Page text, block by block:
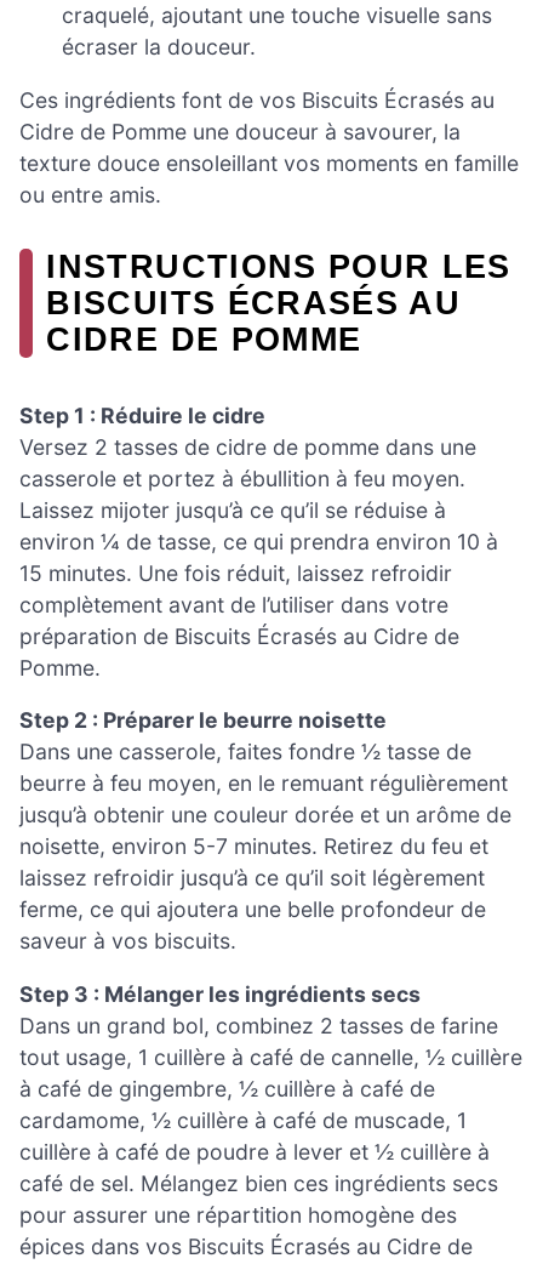
craquelé, ajoutant une touche visuelle sans
écraser la douceur.
Ces ingrédients font de vos Biscuits Écrasés au
Cidre de Pomme une douceur à savourer, la
texture douce ensoleillant vos moments en famille
ou entre amis.
INSTRUCTIONS POUR LES
BISCUITS ÉCRASÉS AU
CIDRE DE POMME
Step 1 : Réduire le cidre
Versez 2 tasses de cidre de pomme dans une
casserole et portez à ébullition à feu moyen.
Laissez mijoter jusqu’à ce qu’il se réduise à
environ ¼ de tasse, ce qui prendra environ 10 à
15 minutes. Une fois réduit, laissez refroidir
complètement avant de l’utiliser dans votre
préparation de Biscuits Écrasés au Cidre de
Pomme.
Step 2 : Préparer le beurre noisette
Dans une casserole, faites fondre ½ tasse de
beurre à feu moyen, en le remuant régulièrement
jusqu’à obtenir une couleur dorée et un arôme de
noisette, environ 5-7 minutes. Retirez du feu et
laissez refroidir jusqu’à ce qu’il soit légèrement
ferme, ce qui ajoutera une belle profondeur de
saveur à vos biscuits.
Step 3 : Mélanger les ingrédients secs
Dans un grand bol, combinez 2 tasses de farine
tout usage, 1 cuillère à café de cannelle, ½ cuillère
à café de gingembre, ½ cuillère à café de
cardamome, ½ cuillère à café de muscade, 1
cuillère à café de poudre à lever et ½ cuillère à
café de sel. Mélangez bien ces ingrédients secs
pour assurer une répartition homogène des
épices dans vos Biscuits Écrasés au Cidre de